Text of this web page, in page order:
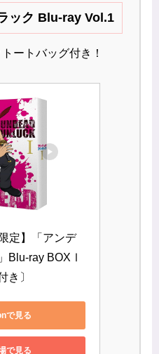
ック Blu-ray Vol.1
ートバッグ付き！
定】「アンデ
Blu-ray BOXⅠ
き〕
で見る
で見る